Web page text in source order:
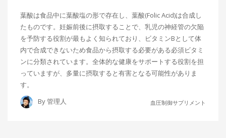
葉酸は食品中に葉酸塩の形で存在し、葉酸(Folic Acid)は合成し
たものです。妊娠前後に摂取することで、乳児の神経管の欠陥
を予防する役割が最もよく知られており、ビタミンBとして体
内で合成できないため食品から摂取する必要がある必須ビタミ
ンに分類されています。全体的な健康をサポートする役割を担
っていますが、多量に摂取すると有害となる可能性がありま
す。
By管理人 血圧制御サプリメント